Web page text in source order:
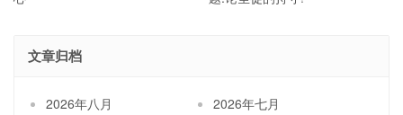
文章归档
2026年八月
2026年七月